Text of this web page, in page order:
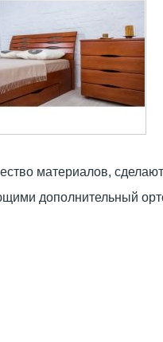
материалов,
дополнительный